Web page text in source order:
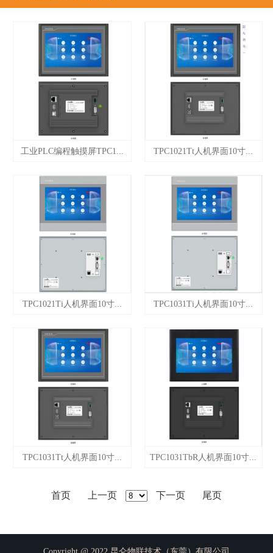
工业PLC编程触摸屏TPC1... TPC1021Tt人机界面10寸...
TPC1021Ti人机界面10寸... TPC1031Ti人机界面10寸...
TPC1031Tt人机界面10寸... TPC1031TbR人机界面10寸...
首页 上一页 下一页 尾页